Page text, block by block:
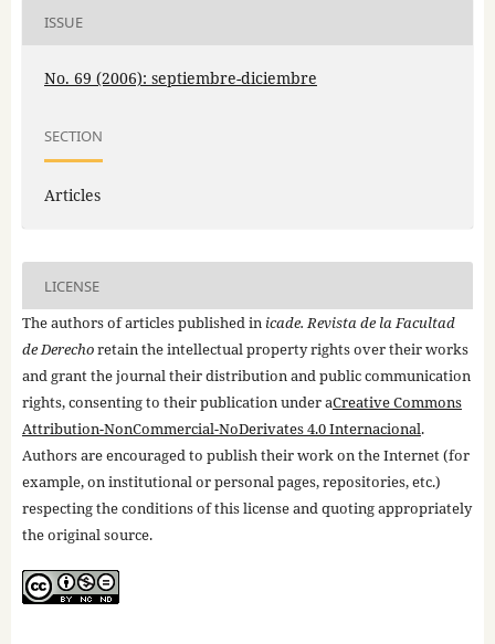
ISSUE
No. 69 (2006): septiembre-diciembre
SECTION
Articles
LICENSE
The authors of articles published in icade. Revista de la Facultad
de Derechoretain the intellectual property rights over their works
and grant the journal their distribution and public communication
rights, consenting to their publication under aCreative Commons
Attribution-NonCommercial-NoDerivates 4.0 Internacional.
Authors are encouraged to publish their work on the Internet (for
example, on institutional or personal pages, repositories, etc.)
respecting the conditions of this license and quoting appropriately
the original source.